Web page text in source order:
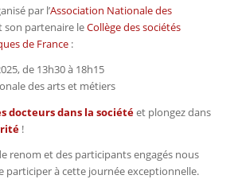
par l’Association Nationale des
son partenaire leCollège des sociétés
de France:
de 13h30 à 18h15
des arts et métiers
docteurs dans la sociétéet plongez dans
!
renom et des participants engagés nous
participer à cette journée exceptionnelle.